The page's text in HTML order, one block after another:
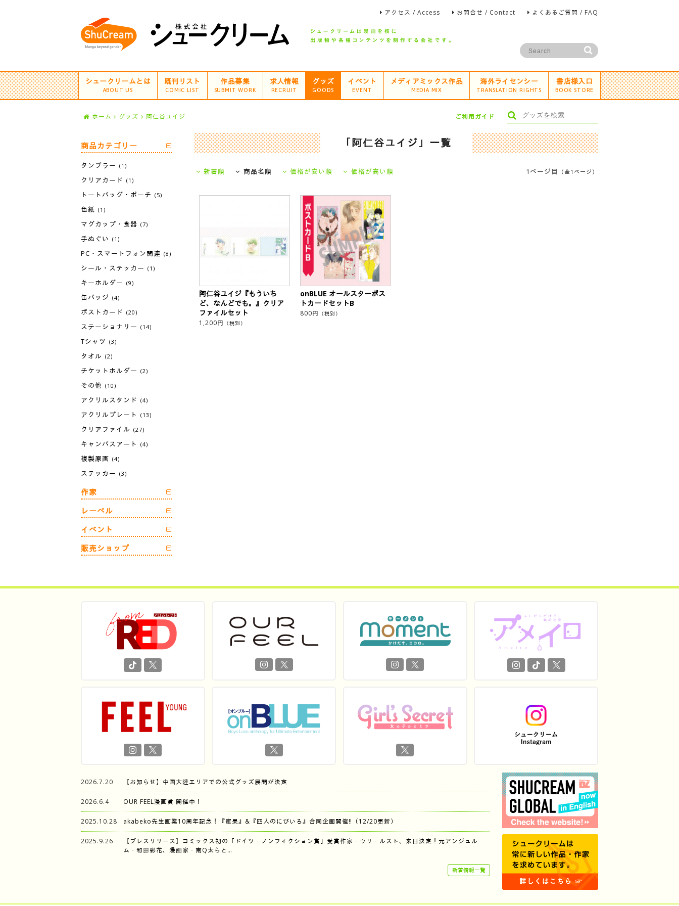
アクセス / Access お問合せ / Contact よくあるご質問 / FAQ
シュークリームとは
ABOUT US
既刊リスト
COMIC LIST
作品募集
SUBMIT WORK
求人情報
RECRUIT
グッズ
GOODS
イベント
EVENT
メディアミックス作品
MEDIA MIX
海外ライセンシー
TRANSLATION RIGHTS
書店様入口
BOOK STORE
ホーム グッズ 阿仁谷ユイジ ご利用ガイド
「阿仁谷ユイジ」一覧
1ページ目 （全1ページ）
新着順 商品名順 価格が安い順 価格が高い順
阿仁谷ユイジ『もういち
ど、なんどでも。』クリア
ファイルセット
1,200円 （税別）
onBLUE オールスターポス
トカードセットB
800円 （税別）
商品カテゴリー
タンブラー (1)
クリアカード (1)
トートバッグ・ポーチ (5)
色紙 (1)
マグカップ・食器 (7)
手ぬぐい (1)
PC・スマートフォン関連 (8)
シール・ステッカー (1)
キーホルダー (9)
缶バッジ (4)
ポストカード (20)
ステーショナリー (14)
Tシャツ (3)
タオル (2)
チケットホルダー (2)
その他 (10)
アクリルスタンド (4)
アクリルプレート (13)
クリアファイル (27)
キャンバスアート (4)
複製原画 (4)
ステッカー (3)
作家
レーベル
イベント
販売ショップ
2026.7.20 【お知らせ】中国大陸エリアでの公式グッズ展開が決定
2026.6.4 OUR FEEL漫画賞 開催中！
2025.10.28 akabeko先生画業10周年記念！『蜜果』&『四人のにびいろ』合同企画開催‼︎（12/20更新）
2025.9.26
【プレスリリース】コミックス初の「ドイツ・ノンフィクション賞」受賞作家・ウリ・ルスト、来日決定！元アンジュル
ム・和田彩花、漫画家・南Q太らと…
新着情報一覧